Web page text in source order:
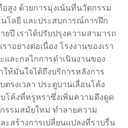
สูง ด้วยการมุ่งเน้นที่นวัตกรรม
โลยี และประสบการณ์การฝึก
ปี เราได้ปรับปรุงความสามารถ
อย่างต่อเนื่อง โรงงานของเรา
ละกลไกการดำเนินงานของ
ห้มั่นใจได้ถึงบริการหลังการ
รงเวลา ประตูบานเลื่อนโค้ง
โค้งที่หรูหราซึ่งเพิ่มความดึงดูด
รรมสมัยใหม่ ทำลายความ
ะสร้างการเปลี่ยนแปลงที่ราบรื่น